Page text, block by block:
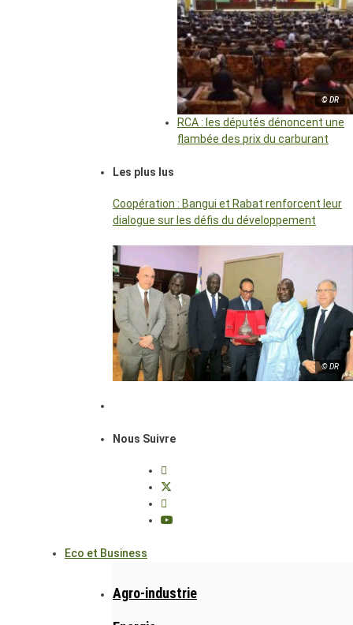
© DR
RCA : les députés dénoncent une
flambée des prix du carburant
Les plus lus
Coopération : Bangui et Rabat renforcent leur
dialogue sur les défis du développement
© DR
Nous Suivre
Eco et Business
Agro-industrie